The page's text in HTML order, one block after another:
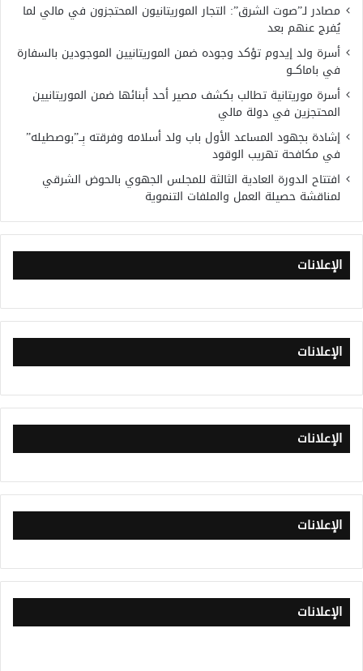
مصادر لـ”صوت الشرق”: التجار الموريتانيون المحتجزون في مالي لما
يُفرج عنهم بعد
أسرة ولد إيدوم تؤكد وجوده ضمن الموريتانيين الموجودين بالسفارة
في باماكــو
أسرة موريتانية تطالب بكشف مصير أحد أبنائها ضمن الموريتانيين
المحتجزين في دولة مالي
إشادة بجهود المساعد الأول باب ولد أسلامه وفرقته بِــ”بوصطيله”
في مكافحة تهريب الوقود
افتتاح الدورة العادية الثالثة للمجلس الجهوي بالحوض الشرقي
لمناقشة حصيلة العمل والملفات التنموية
الإعلانات
الإعلانات
الإعلانات
الإعلانات
الإعلانات